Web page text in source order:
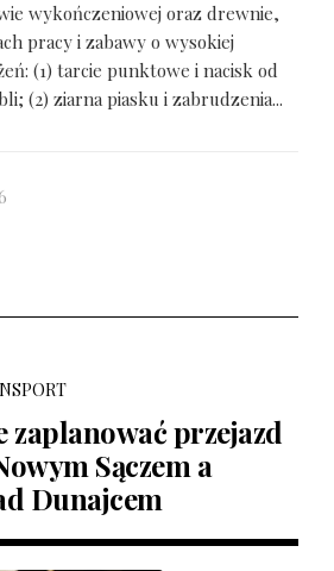
wykończeniowej oraz drewnie,
pracy i zabawy o wysokiej
(1) tarcie punktowe i nacisk od
(2) ziarna piasku i zabrudzenia...
zaplanować przejazd
Sączem a
Dunajcem